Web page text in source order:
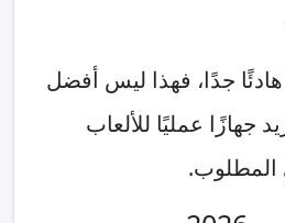
هادئًا جدًا، فهذا ليس أفضل
جهازًا عمليًا للألعاب
المطلوب.